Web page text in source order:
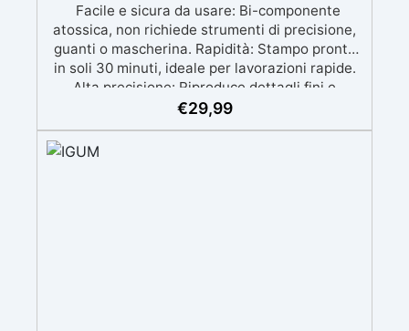
Facile e sicura da usare: Bi-componente
atossica, non richiede strumenti di precisione,
guanti o mascherina. Rapidità: Stampo pronto
in soli 30 minuti, ideale per lavorazioni rapide.
Alta precisione: Riproduce dettagli fini e
complessi con un risultato professionale.
metallo a basso punto di fusione, sapone e
cemento. Resistente e durevole: Consente oltre
€29,99